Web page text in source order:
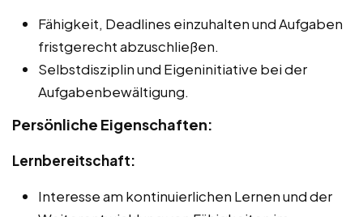
Fähigkeit, Deadlines einzuhalten und Aufgaben
fristgerecht abzuschließen.
Selbstdisziplin und Eigeninitiative bei der
Aufgabenbewältigung.
Persönliche Eigenschaften:
Lernbereitschaft:
Interesse am kontinuierlichen Lernen und der